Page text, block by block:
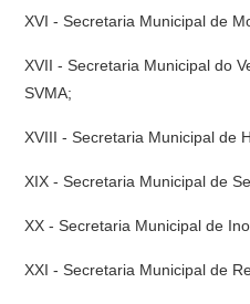
XVI - Secretaria Municipal de
XVII - Secretaria Municipal do
SVMA;
XVIII - Secretaria Municipal de
XIX - Secretaria Municipal de
XX - Secretaria Municipal de
XXI - Secretaria Municipal de